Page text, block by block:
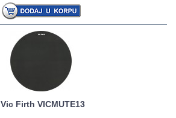
Vic Firth VICMUTE13